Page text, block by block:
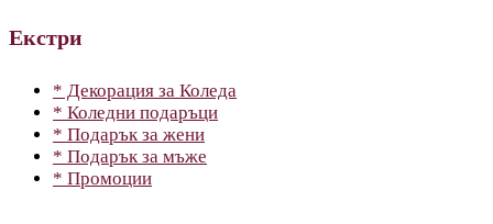
Екстри
* Декорация за Коледа
* Коледни подаръци
* Подарък за жени
* Подарък за мъже
* Промоции